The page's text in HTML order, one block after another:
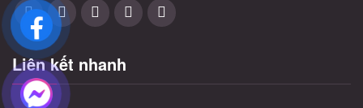
Liên kết nhanh